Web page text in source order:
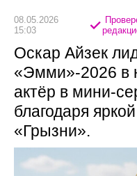
08.05.2026
15:03
Оскар Айзек
«Эмми»‑2026 в
актёр в
благодаря
«Грызни».